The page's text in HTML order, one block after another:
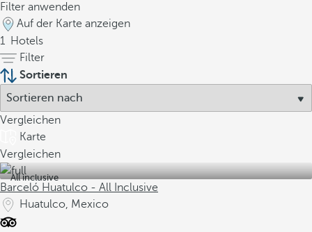
Filter anwenden
Auf der Karte anzeigen
1 Hotels
Filter
Sortieren
Vergleichen
Karte
Vergleichen
All inclusive
Barceló Huatulco - All Inclusive
Huatulco, Mexico